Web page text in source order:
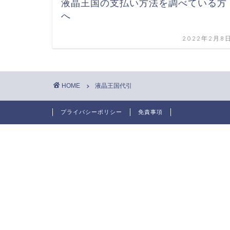
液晶王国の支払い方法を調べている方
へ
2022年2月8
HOME 液晶王国代引
プライバシーポリシー 免責事項